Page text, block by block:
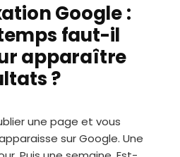
Google :
faut-il
apparaître
?
une page et vous
sur Google. Une